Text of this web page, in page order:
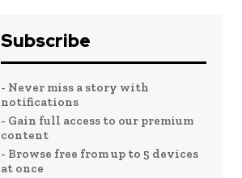
Subscribe
- Never miss a story with
notifications
- Gain full access to our premium
content
- Browse free from up to 5 devices
at once